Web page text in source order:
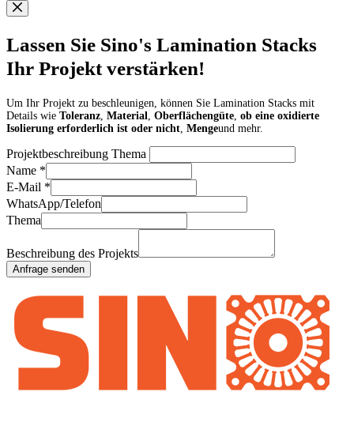
Lassen Sie Sino's Lamination Stacks
Ihr Projekt verstärken!
Um Ihr Projekt zu beschleunigen, können Sie Lamination Stacks mit
Details wie Toleranz Material Oberflächengüte ob eine oxidierte
Isolierung erforderlich ist oder nicht Mengeund mehr.
Projektbeschreibung Thema
Name *
E-Mail *
WhatsApp/Telefon
Thema
Beschreibung des Projekts
Anfrage senden